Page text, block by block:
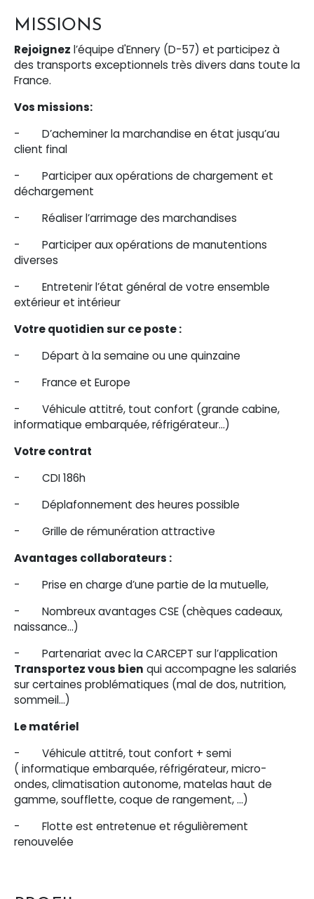
MISSIONS
Rejoignez l’équipe d'Ennery (D-57) et participez à
des transports exceptionnels très divers dans toute la
France.
Vos missions:
- D’acheminer la marchandise en état jusqu’au
client final
- Participer aux opérations de chargement et
déchargement
- Réaliser l’arrimage des marchandises
- Participer aux opérations de manutentions
diverses
- Entretenir l’état général de votre ensemble
extérieur et intérieur
Votre quotidien sur ce poste :
- Départ à la semaine ou une quinzaine
- France et Europe
- Véhicule attitré, tout confort (grande cabine,
informatique embarquée, réfrigérateur...)
Votre contrat
- CDI 186h
- Déplafonnement des heures possible
- Grille de rémunération attractive
Avantages collaborateurs :
- Prise en charge d’une partie de la mutuelle,
- Nombreux avantages CSE (chèques cadeaux,
naissance…)
- Partenariat avec la CARCEPT sur l’application
Transportez vous bien qui accompagne les salariés
sur certaines problématiques (mal de dos, nutrition,
sommeil…)
Le matériel
- Véhicule attitré, tout confort + semi
( informatique embarquée, réfrigérateur, micro-
ondes, climatisation autonome, matelas haut de
gamme, soufflette, coque de rangement, …)
- Flotte est entretenue et régulièrement
renouvelée